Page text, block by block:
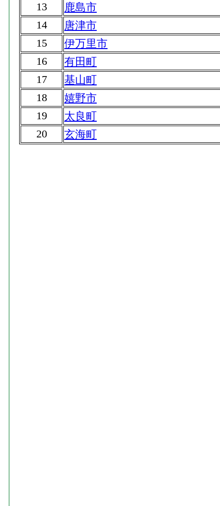
13
鹿島市
14
唐津市
15
伊万里市
16
有田町
17
基山町
18
嬉野市
19
太良町
20
玄海町